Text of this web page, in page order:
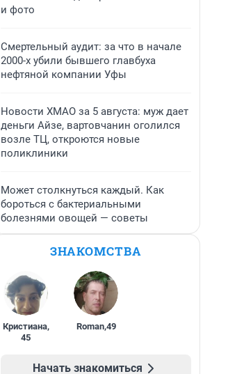
и фото
Смертельный аудит: за что в начале
2000-х убили бывшего главбуха
нефтяной компании Уфы
Новости ХМАО за 5 августа: муж дает
деньги Айзе, вартовчанин оголился
возле ТЦ, откроются новые
поликлиники
Может столкнуться каждый. Как
бороться с бактериальными
болезнями овощей — советы
ЗНАКОМСТВА
Кристиана,
45
Roman,49
Начать знакомиться